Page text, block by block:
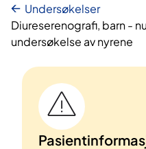
Undersøkelser
Diureserenografi, barn -
undersøkelse av nyrene